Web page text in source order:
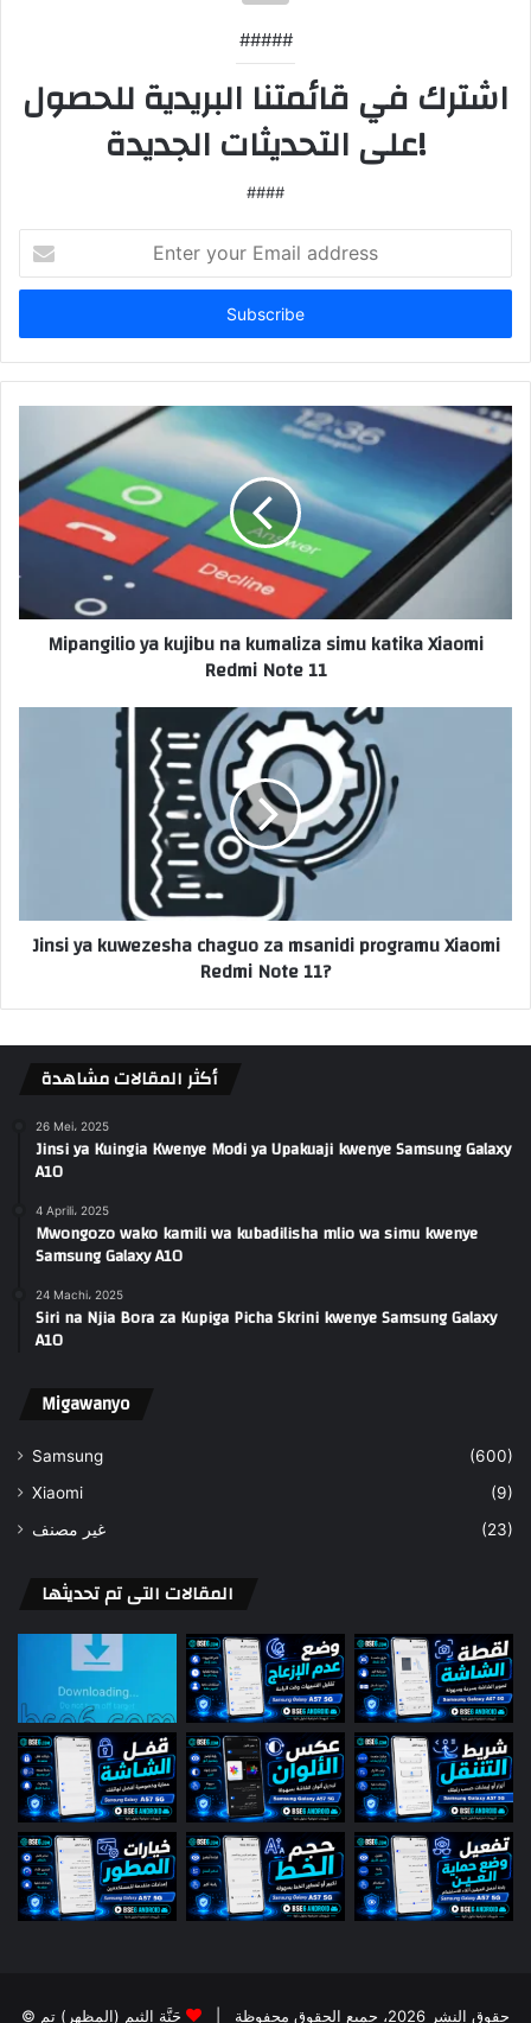
#####
اشترك في قائمتنا البريدية للحصول
على التحديثات الجديدة!
####
your
Email
Mipangilio ya kujibu na kumaliza simu katika Xiaomi
Redmi Note 11
Jinsi ya kuwezesha chaguo za msanidi programu Xiaomi
Redmi Note 11?
أكثر المقالات مشاهدة
26 Mei، 2025
Jinsi ya Kuingia Kwenye Modi ya Upakuaji kwenye Samsung Galaxy
A10
4 Aprili، 2025
Mwongozo wako kamili wa kubadilisha mlio wa simu kwenye
Samsung Galaxy A10
24 Machi، 2025
Siri na Njia Bora za Kupiga Picha Skrini kwenye Samsung Galaxy
A10
Migawanyo
Samsung
(600)
Xiaomi
(9)
غير مصنف
(23)
المقالات التى تم تحديثها
© حقوق النشر 2026، جميع الحقوق محفوظة | جَنَّة الثيم (المظهر) تم